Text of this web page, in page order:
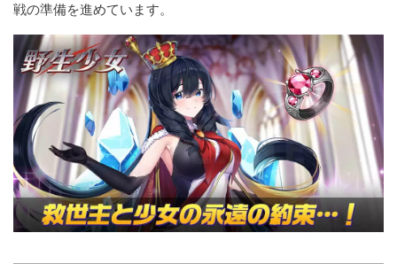
戦の準備を進めています。